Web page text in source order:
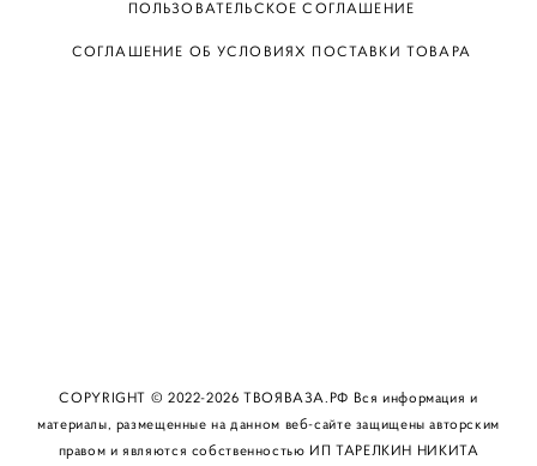
ПОЛЬЗОВАТЕЛЬСКОЕ СОГЛАШЕНИЕ
СОГЛАШЕНИЕ ОБ УСЛОВИЯХ ПОСТАВКИ ТОВАРА
COPYRIGHT © 2022-2026 ТВОЯВАЗА.РФ Вся информация и
материалы, размещенные на данном веб-сайте защищены авторским
правом и являются собственностью ИП ТАРЕЛКИН НИКИТА